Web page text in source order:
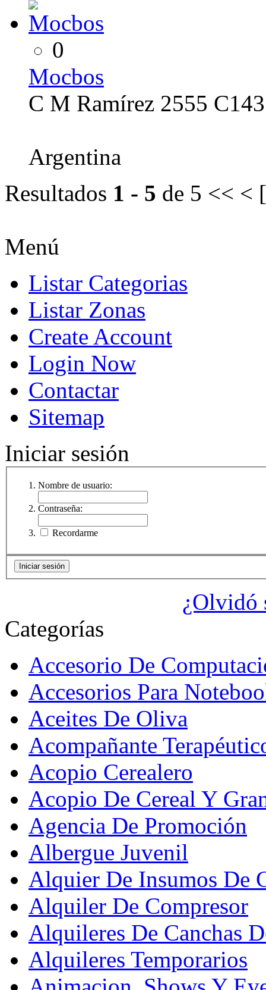
0
Mocbos
C M Ramírez 2555
Argentina
Resultados 1 - 5 de 5 << < [
Menú
Listar Categorias
Listar Zonas
Create Account
Login Now
Contactar
Sitemap
Iniciar sesión
Nombre de usuario:
Contraseña:
Recordarme
¿Olvidó
Categorías
Accesorio De
Accesorios Para
Aceites De Oliva
Acompañante
Acopio Cerealero
Acopio De Cereal Y
Agencia De Promoción
Albergue Juvenil
Alquier De Insumos De
Alquiler De Compresor
Alquileres De Canchas
Alquileres Temporarios